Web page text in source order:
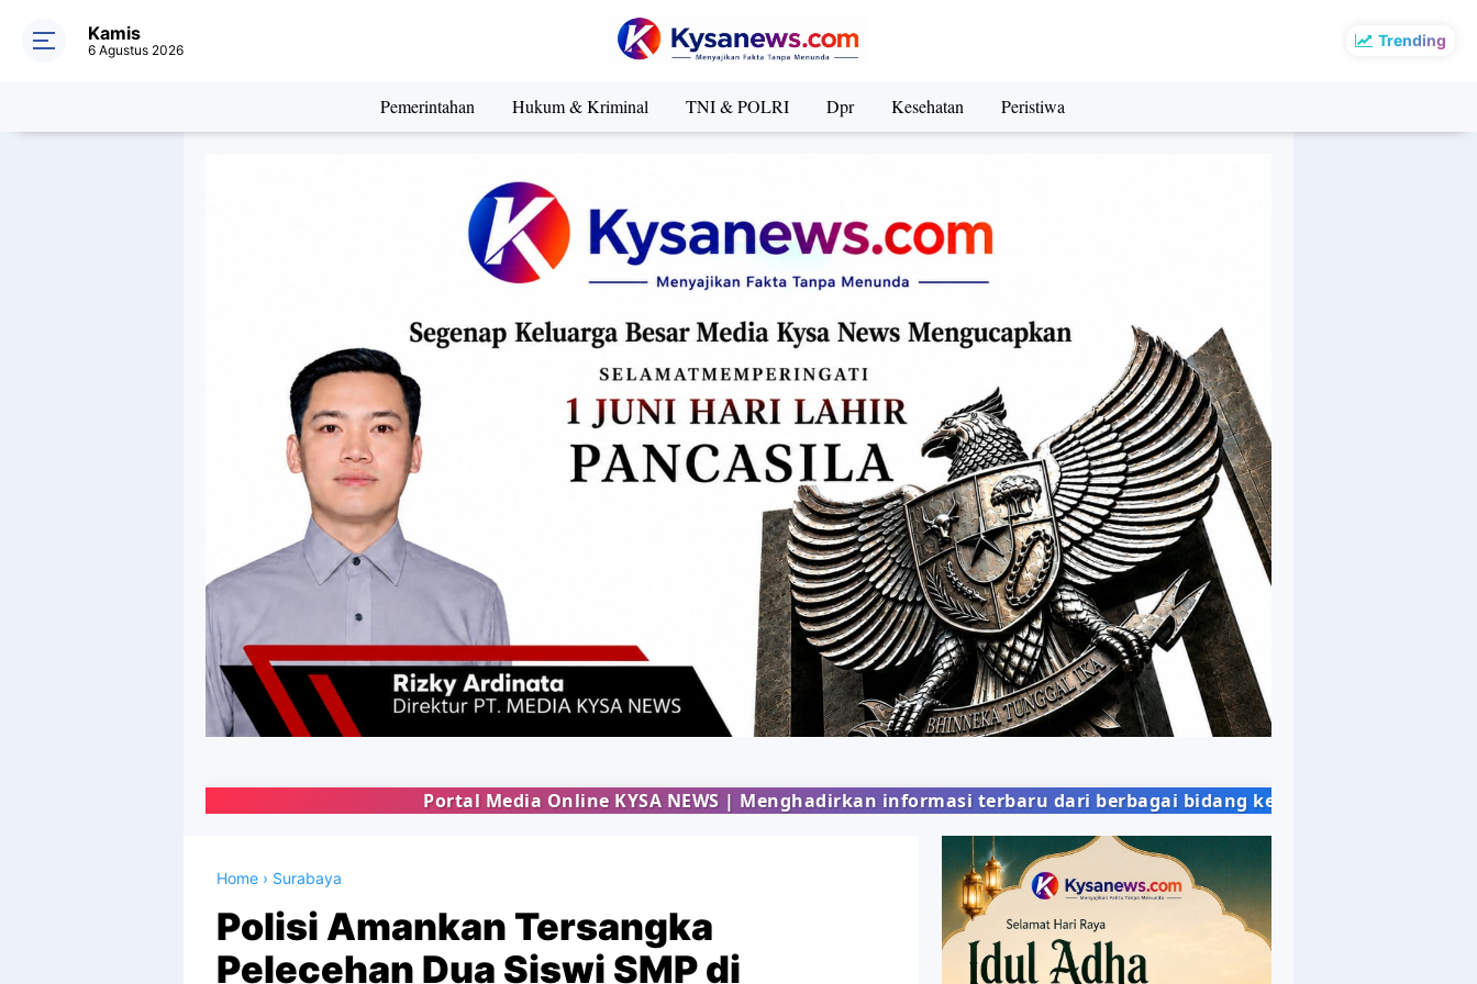
Trending
Kamis
6 Agustus 2026
Pemerintahan Hukum & Kriminal TNI & POLRI Dpr Kesehatan Peristiwa
Portal Media Online KYSA NEWS | Menghadirkan informasi terbaru dari berbagai bidang kehidupan masyarakat dengan
Home › Surabaya
Polisi Amankan Tersangka
Pelecehan Dua Siswi SMP di